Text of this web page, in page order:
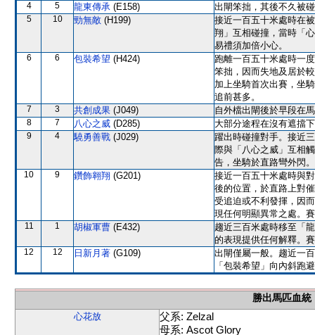
4 5 龍東傳承 (E158) 出閘笨拙，其後不久被
5 10 勁無敵 (H199)
接近一百五十米處時在
翔」互相碰撞，當時「
易禮須加倍小心。
6 6 包裝希望 (H424)
跑離一百五十米處時一
笨拙，因而失地及居於
加上坐騎首次出賽，坐
追前甚多。
7 3 共創成果 (J049) 自外檔出閘後於早段在
8 7 八心之威 (D285) 大部分途程在沒有遮擋
9 4 驍勇善戰 (J029)
躍出時碰撞對手。接近
際與「八心之威」互相
告，坐騎於直路彎外閃
10 9 鑽飾翱翔 (G201)
接近一百五十米處時與
後的位置，於直路上對
受追迫或不利發揮，因
現任何明顯異常之處。
11 1 胡椒軍曹 (E432)
趨近三百米處時移至「
的表現提供任何解釋。
12 12 日新月著 (G109)
出閘僅屬一般。趨近一
「包裝希望」向內斜跑
勝出馬匹血統
心花放
父系: Zelzal
母系: Ascot Glory